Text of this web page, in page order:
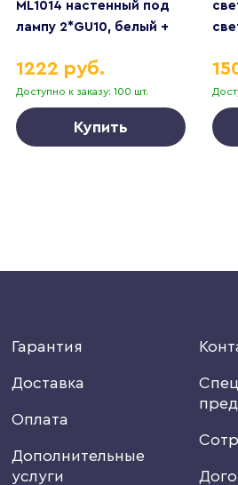
ML1014 настенный под
лампу 2*GU10, белый +
Доступно к заказу: 100 шт.
1222 руб.
Купить
Гарантия
Доставка
Оплата
Дополнительные
услуги